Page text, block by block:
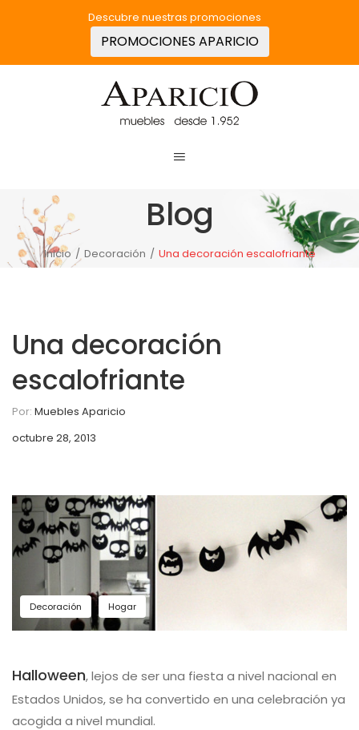
Descubre nuestras promociones
PROMOCIONES APARICIO
Blog
Inicio / Decoración / Una decoración escalofriante
Una decoración
escalofriante
Por: Muebles Aparicio
octubre 28, 2013
Decoración Hogar
Halloween, lejos de ser una fiesta a nivel nacional en
Estados Unidos, se ha convertido en una celebración ya
acogida a nivel mundial.